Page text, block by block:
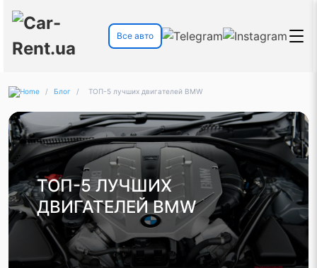
Все авто
/ Блог / ТОП-5 лучших двигателей BMW
ТОП-5 ЛУЧШИХ
ДВИГАТЕЛЕЙ BMW